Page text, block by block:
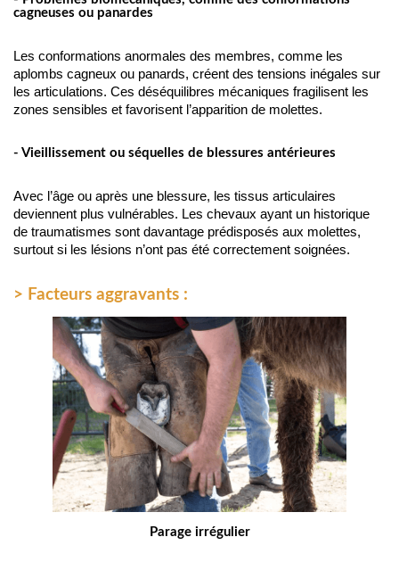
cagneuses ou panardes
Les conformations anormales des membres, comme les
aplombs cagneux ou panards, créent des tensions inégales sur
les articulations. Ces déséquilibres mécaniques fragilisent les
zones sensibles et favorisent l’apparition de molettes.
- Vieillissement ou séquelles de blessures antérieures
Avec l’âge ou après une blessure, les tissus articulaires
deviennent plus vulnérables. Les chevaux ayant un historique
de traumatismes sont davantage prédisposés aux molettes,
surtout si les lésions n’ont pas été correctement soignées.
> Facteurs aggravants :
Parage irrégulier